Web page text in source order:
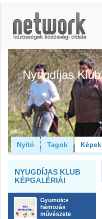
Nyugdíjas Klub
Nyitó Tagok Képek
NYUGDÍJAS KLUB
KÉPGALÉRIÁI
Gyümölcs
hámozás
művészete